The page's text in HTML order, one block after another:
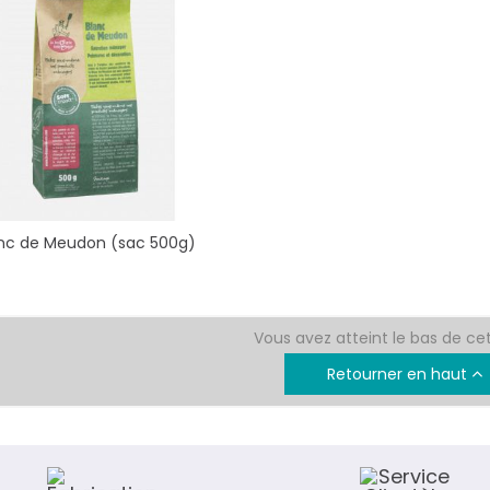
de Meudon (sac 500g)
Vous avez atteint le bas de
Retourner en haut